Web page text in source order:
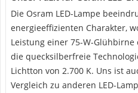
Die Osram LED-Lampe
energieeffizienten Charakter,
Leistung einer 75-W-
die quecksilberfreie
Lichtton von 2.700 K. Uns ist
Vergleich zu anderen LED-